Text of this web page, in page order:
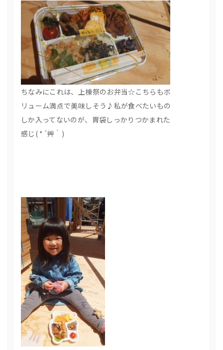
ちなみにこれは、上棟祭のお弁当☆こちらもボ
リューム満点で美味しそう♪私が食べたいもの
しか入ってないのが、胃袋しっかりつかまれた
感じ( *´艸｀)